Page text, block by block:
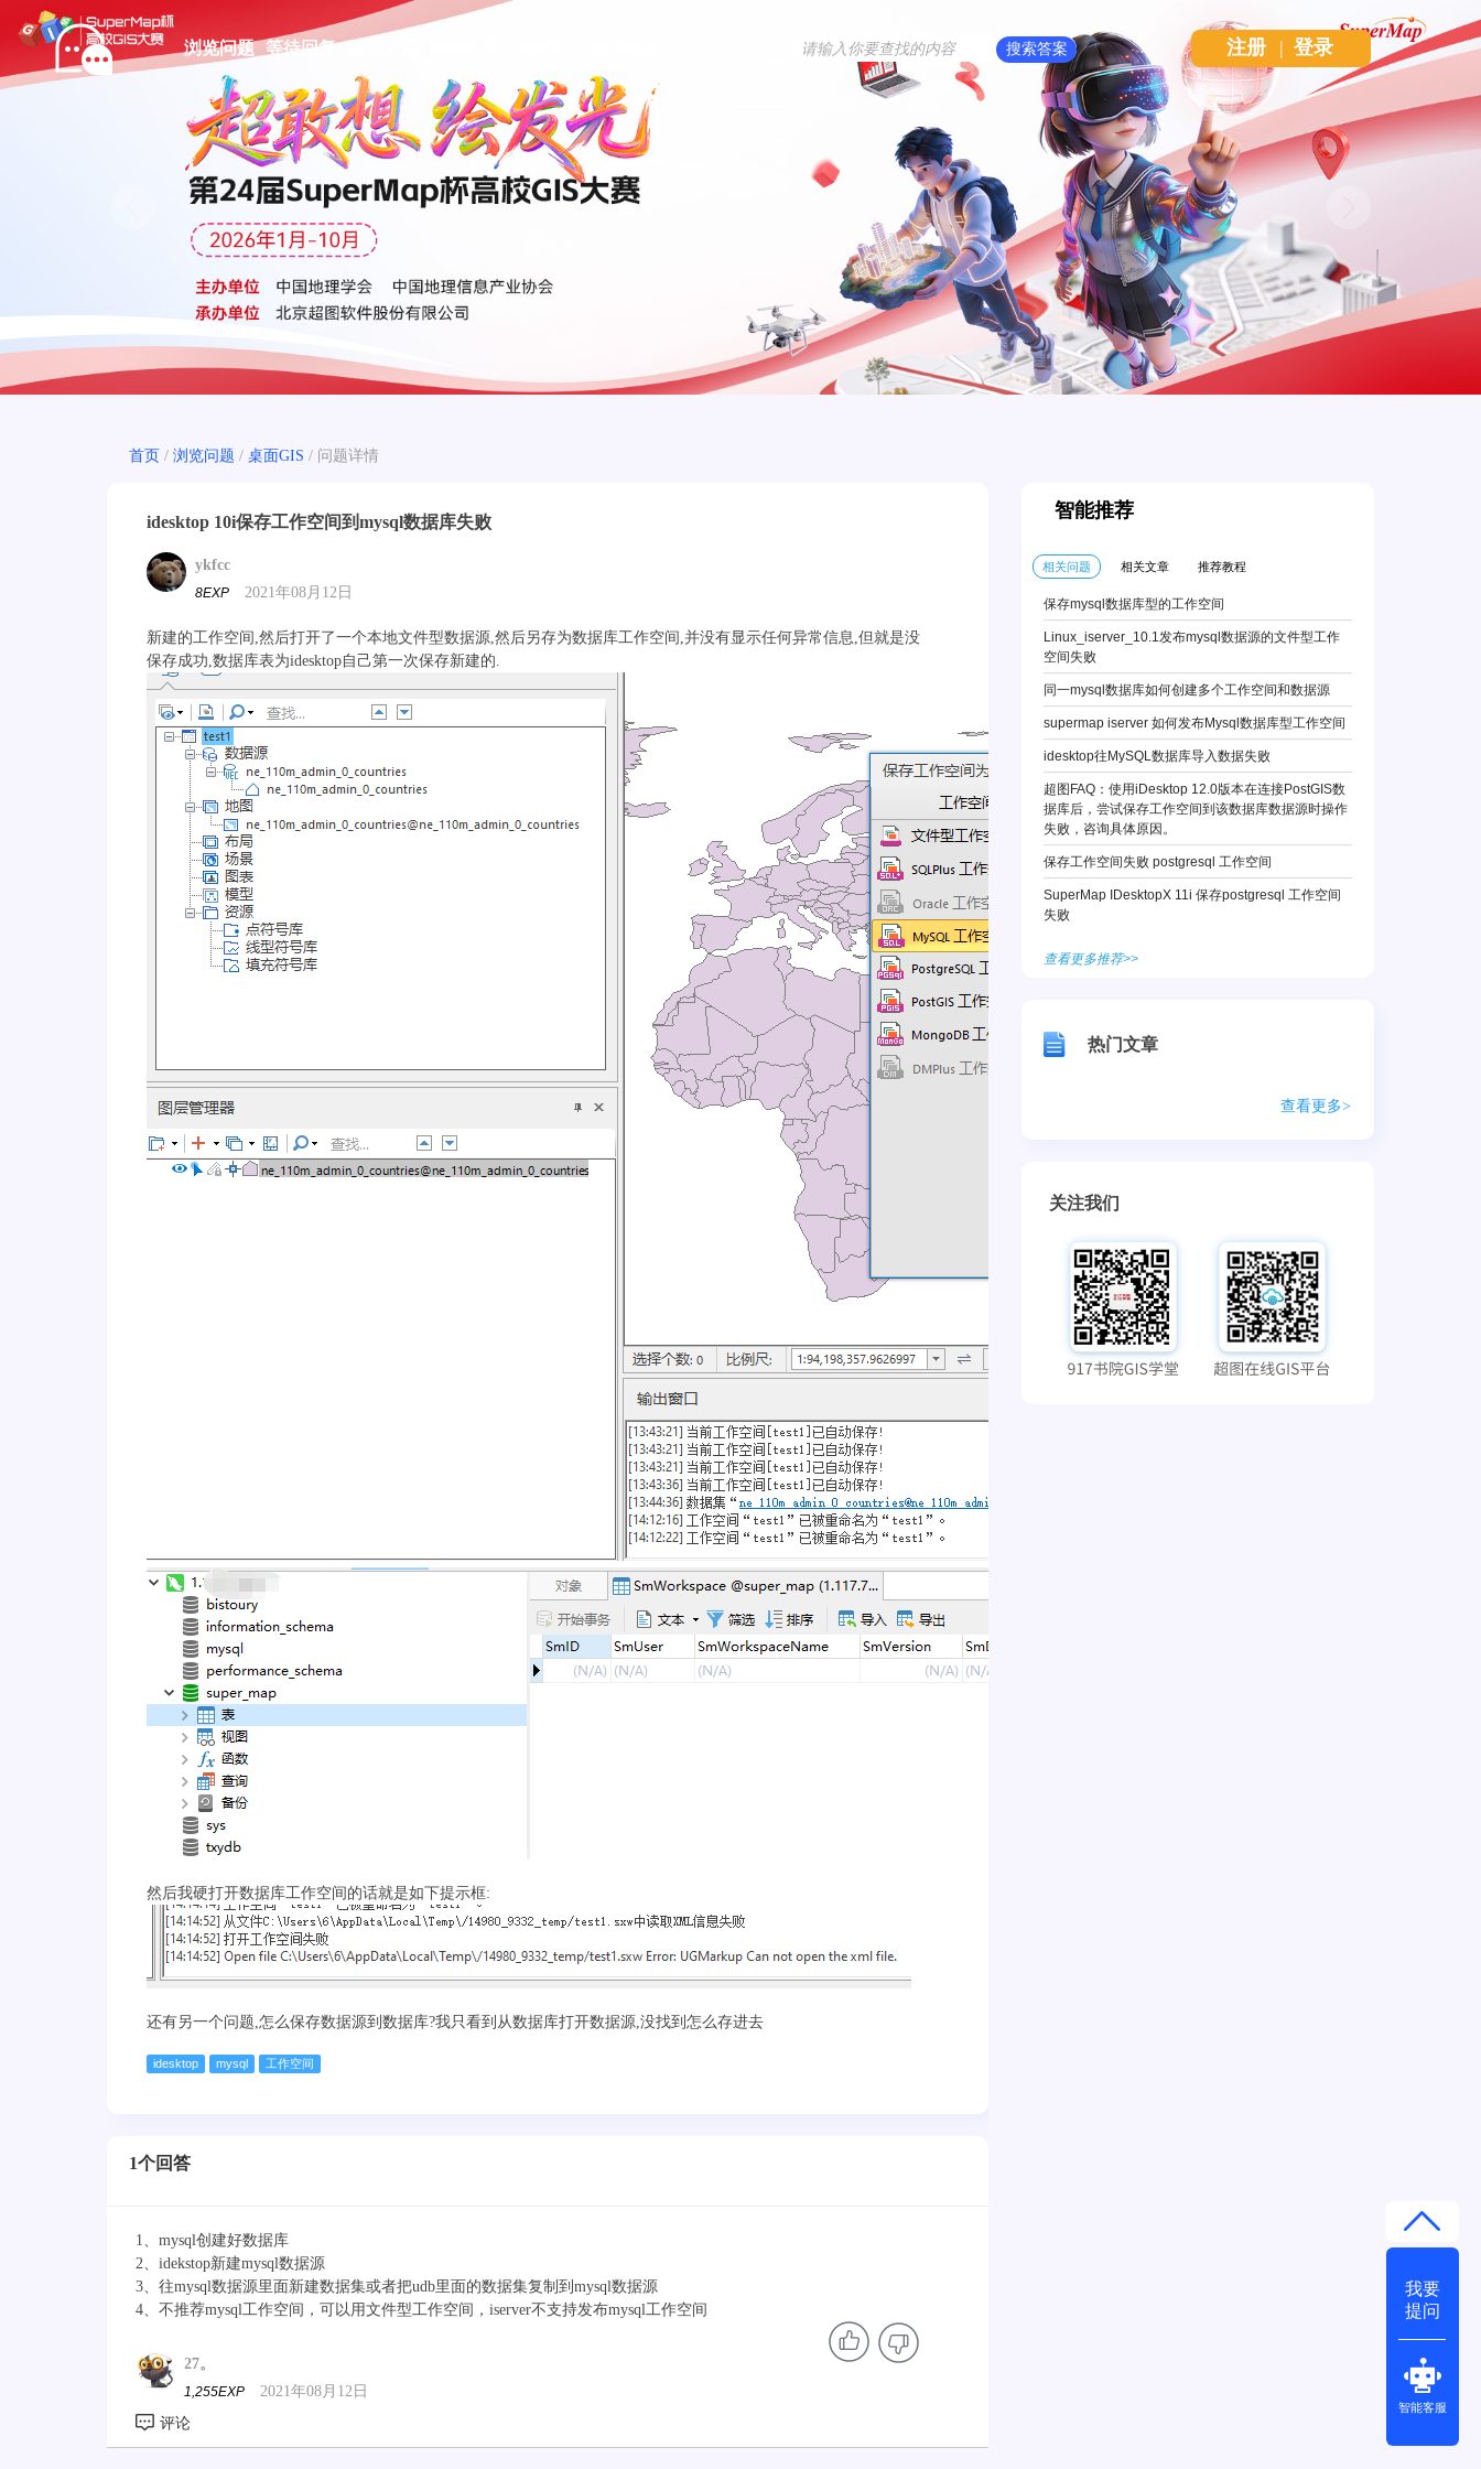
浏览问题 等待回复 注册 | 登录
我要
提问
智能客服
首页 / 浏览问题 / 桌面GIS / 问题详情
idesktop 10i保存工作空间到mysql数据库失败
ykfcc
8EXP 2021年08月12日
新建的工作空间,然后打开了一个本地文件型数据源,然后另存为数据库工作空间,并没有显示任何异常信息,但就是没
保存成功,数据库表为idesktop自己第一次保存新建的.
然后我硬打开数据库工作空间的话就是如下提示框:
还有另一个问题,怎么保存数据源到数据库?我只看到从数据库打开数据源,没找到怎么存进去
idesktop mysql 工作空间
1个回答
1、mysql创建好数据库
2、idekstop新建mysql数据源
3、往mysql数据源里面新建数据集或者把udb里面的数据集复制到mysql数据源
4、不推荐mysql工作空间，可以用文件型工作空间，iserver不支持发布mysql工作空间
27。
1,255EXP 2021年08月12日
智能推荐
相关问题 相关文章 推荐教程
保存mysql数据库型的工作空间
Linux_iserver_10.1发布mysql数据源的文件型工作
空间失败
同一mysql数据库如何创建多个工作空间和数据源
supermap iserver 如何发布Mysql数据库型工作空间
idesktop往MySQL数据库导入数据失败
超图FAQ：使用iDesktop 12.0版本在连接PostGIS数
据库后，尝试保存工作空间到该数据库数据源时操作
失败，咨询具体原因。
保存工作空间失败 postgresql 工作空间
SuperMap IDesktopX 11i 保存postgresql 工作空间
失败
查看更多推荐>>
热门文章
查看更多>
关注我们